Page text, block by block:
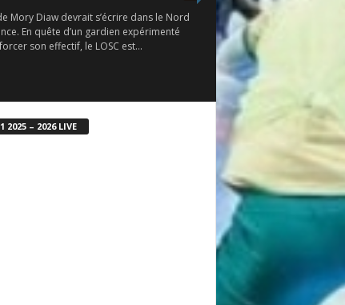
Mory Diaw devrait s’écrire dans le Nord
En quête d’un gardien expérimenté
son effectif, le LOSC est...
2025 – 2026 LIVE